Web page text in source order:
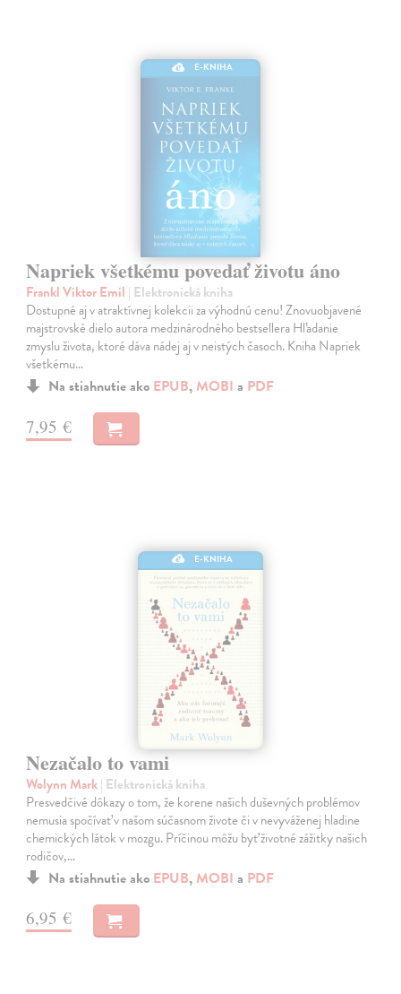
E-KNIHA
Napriek všetkému povedať životu áno
Frankl Viktor Emil | Elektronická kniha
Dostupné aj v atraktívnej kolekcii za výhodnú cenu! Znovuobjavené
majstrovské dielo autora medzinárodného bestsellera Hľadanie
zmyslu života, ktoré dáva nádej aj v neistých časoch. Kniha Napriek
všetkému…
Na stiahnutie ako EPUB, MOBI a PDF
7,95 €
E-KNIHA
Nezačalo to vami
Wolynn Mark| Elektronická kniha
Presvedčivé dôkazy o tom, že korene našich duševných problémov
nemusia spočívať v našom súčasnom živote či v nevyváženej hladine
chemických látok v mozgu. Príčinou môžu byť životné zážitky našich
rodičov,…
Na stiahnutie ako EPUB, MOBI a PDF
6,95 €